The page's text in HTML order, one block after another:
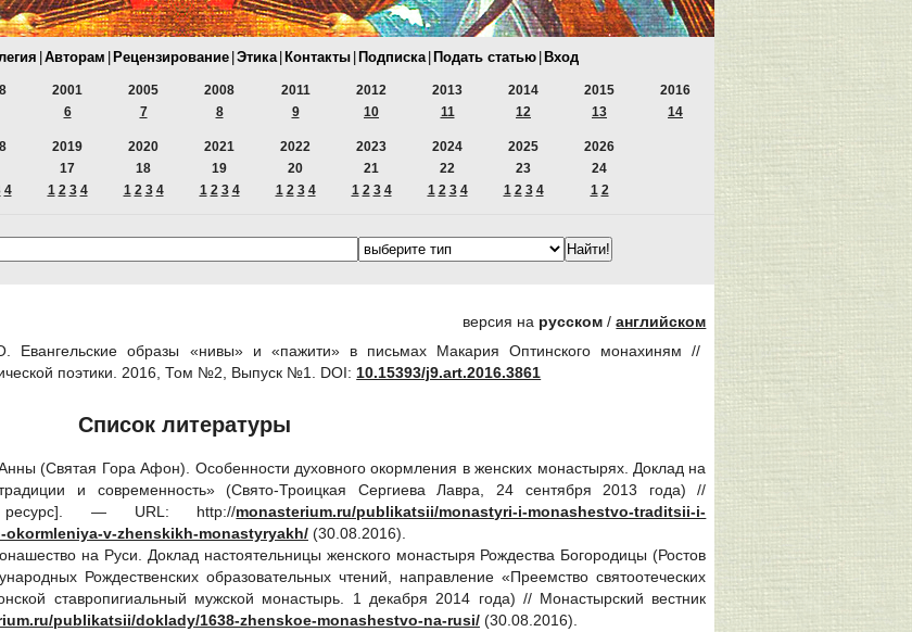
Авторам Рецензирование Этика Контакты Подписка Подать статью Вход
2001
6
2005
7
2008
8
2011
9
2012
10
2013
11
2014
12
2015
13
2016
14
4
2019
17
1 2 3 4
2020
18
1 2 3 4
2021
19
1 2 3 4
2022
20
1 2 3 4
2023
21
1 2 3 4
2024
22
1 2 3 4
2025
23
1 2 3 4
2026
24
1 2
версия на русском /английском
Евангельские образы «нивы» и «пажити» в письмах Макария Оптинского монахиням //
поэтики. 2016, Том №2, Выпуск №1. DOI: 10.15393/j9.art.2016.3861
Список литературы
(Святая Гора Афон). Особенности духовного окормления в женских монастырях. Доклад на
и современность» (Свято-Троицкая Сергиева Лавра, 24 сентября 2013 года) //
ресурс]. — URL: http://monasterium.ru/publikatsii/monastyri-i-monashestvo-traditsii-i-
v-zhenskikh-monastyryakh/ (30.08.2016).
на Руси. Доклад настоятельницы женского монастыря Рождества Богородицы (Ростов
Рождественских образовательных чтений, направление «Преемство святоотеческих
ставропигиальный мужской монастырь. 1 декабря 2014 года) // Монастырский вестник
publikatsii/doklady/1638-zhenskoe-monashestvo-na-rusi/ (30.08.2016).